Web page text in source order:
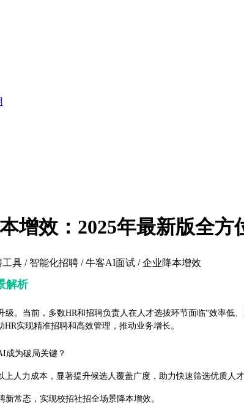
增效：2025年最新版全方
具 / 智能化招聘 / 牛客AI面试 / 企业降本增效
解析
级。当前，多数HR和招聘负责人在人才选拔环节面临“效率
实现精准招聘和高效管理，推动业务增长。
成为破局关键？
人力成本，显著提升候选人覆盖广度，助力快速筛选优质人才
常态，实现校招社招全场景降本增效。